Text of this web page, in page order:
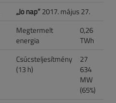
„Jó nap”2017. május 27.
Megtermelt
energia
0,26
TWh
Csúcsteljesítmény
(13 h)
27
634
MW
(65%)